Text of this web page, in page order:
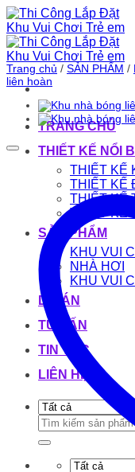
Bỏ
qua
nội
dung
TRANG CHỦ
THIẾT KẾ NỔI
THIẾT KẾ
THIẾT KẾ
THIẾT KẾ
THIẾT KẾ
SẢN PHẨM
KHU VUI
NHÀ HƠI
KHU VUI
DỰ ÁN
TƯ VẤN
TIN TỨC
LIÊN HỆ
Tìm
kiếm:
Trang chủ / SẢN PHẨM /
liên hoàn